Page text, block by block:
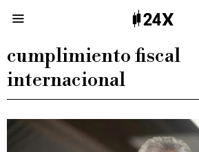
cumplimiento fiscal
internacional